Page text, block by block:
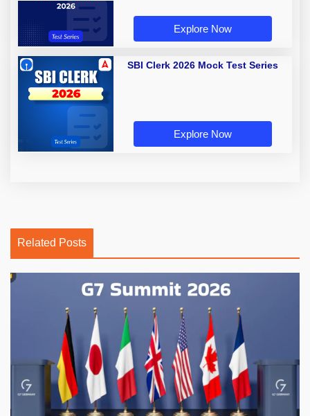
Explore Now
SBI Clerk 2026 Mock Test Series
Explore Now
Related Posts